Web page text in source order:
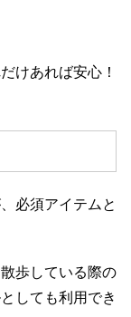
けあれば安心！
必須アイテムと
歩している際の
しても利用でき